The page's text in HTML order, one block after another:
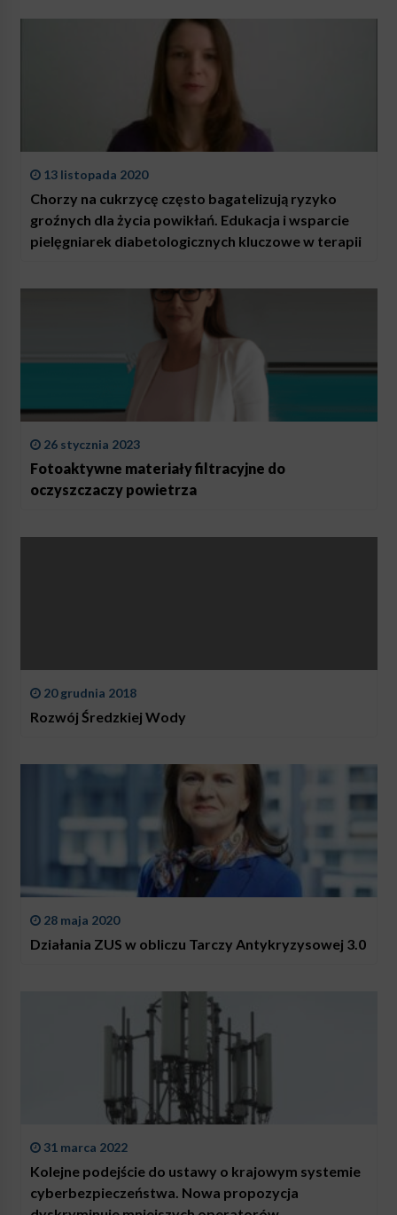
13 listopada 2020
Chorzy na cukrzycę często bagatelizują ryzyko
groźnych dla życia powikłań. Edukacja i wsparcie
pielęgniarek diabetologicznych kluczowe w terapii
26 stycznia 2023
Fotoaktywne materiały filtracyjne do
oczyszczaczy powietrza
20 grudnia 2018
Rozwój Średzkiej Wody
28 maja 2020
Działania ZUS w obliczu Tarczy Antykryzysowej 3.0
31 marca 2022
Kolejne podejście do ustawy o krajowym systemie
cyberbezpieczeństwa. Nowa propozycja